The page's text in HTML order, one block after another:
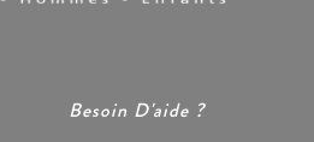
Besoin D'aide ?